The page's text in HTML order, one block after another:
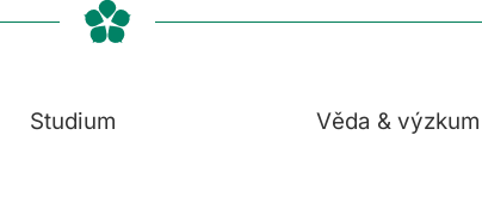
Studium Věda & výzkum